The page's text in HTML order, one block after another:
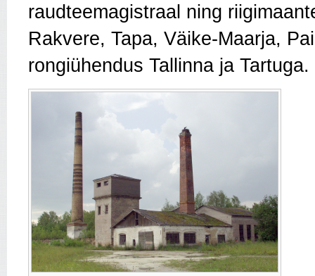
raudteemagistraal ning
Rakvere, Tapa, Väike-Maarja,
rongiühendus Tallinna ja Tartuga.